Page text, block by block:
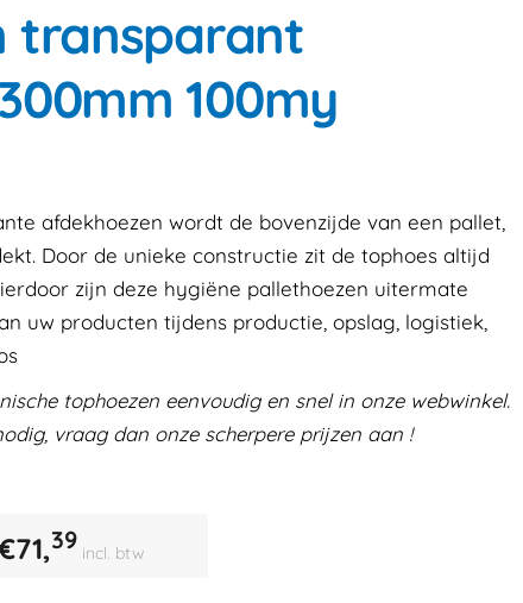
transparant
100my
afdekhoezen wordt de bovenzijde van een pallet,
Door de unieke constructie zit de tophoes altijd
zijn deze hygiëne pallethoezen uitermate
uw producten tijdens productie, opslag, logistiek,
tophoezen eenvoudig en snel in onze webwinkel.
vraag dan onze scherpere prijzen aan !
71,39 incl. btw